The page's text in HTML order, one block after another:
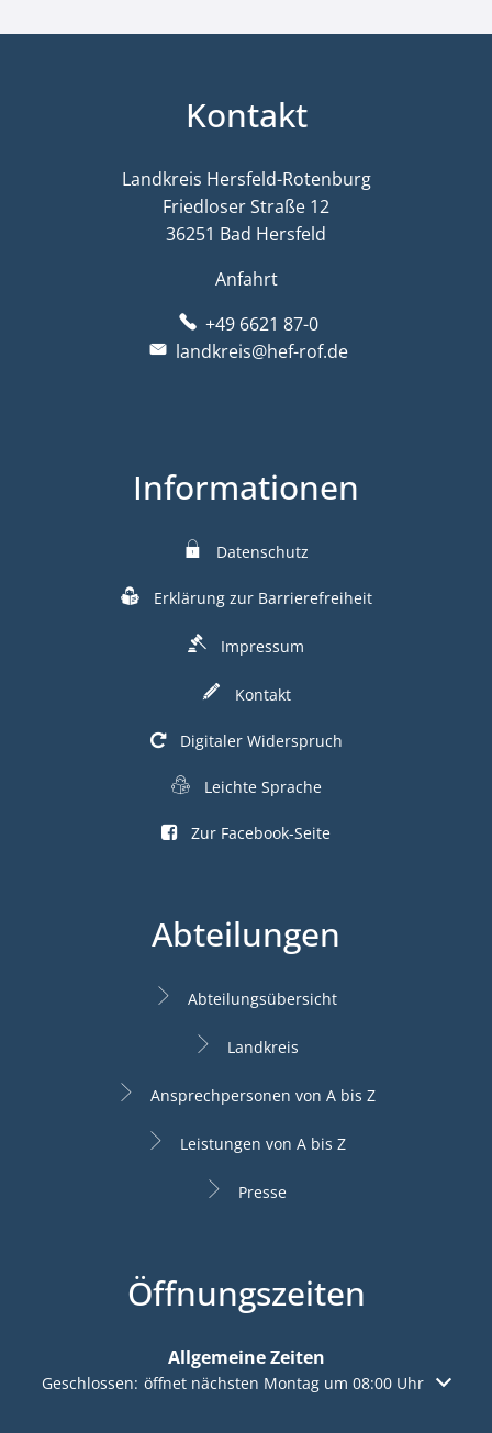
Kontakt
Landkreis Hersfeld-Rotenburg
Friedloser Straße 12
36251 Bad Hersfeld
Anfahrt
+49 6621 87-0
landkreis@hef-rof.de
Informationen
Datenschutz
Erklärung zur Barrierefreiheit
Impressum
Kontakt
Digitaler Widerspruch
Leichte Sprache
Zur Facebook-Seite
Abteilungen
Abteilungsübersicht
Landkreis
Ansprechpersonen von A bis Z
Leistungen von A bis Z
Presse
Öffnungszeiten
Allgemeine Zeiten
Klicken, um weitere Öffnungs- oder Schließzeiten
Geschlossen: öffnet nächsten Montag um 08:00 Uhr